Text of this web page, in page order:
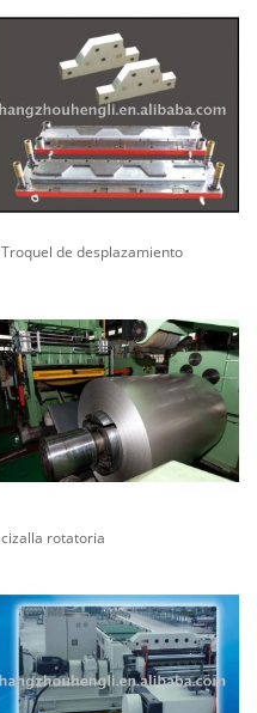
Troquel de desplazamiento
cizalla rotatoria